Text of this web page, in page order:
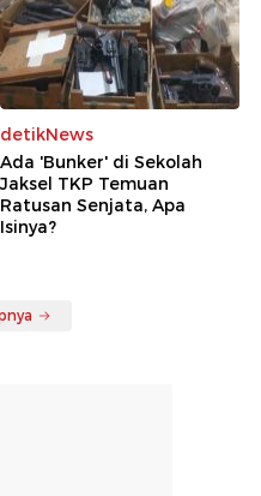
detikNews
Ada 'Bunker' di Sekolah
Jaksel TKP Temuan
Ratusan Senjata, Apa
Isinya?